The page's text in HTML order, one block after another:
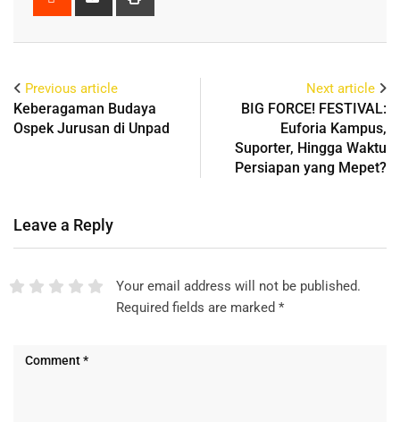
Previous article
Keberagaman Budaya
Ospek Jurusan di Unpad
Next article
BIG FORCE! FESTIVAL:
Euforia Kampus,
Suporter, Hingga Waktu
Persiapan yang Mepet?
Leave a Reply
Your email address will not be published.
Required fields are marked *